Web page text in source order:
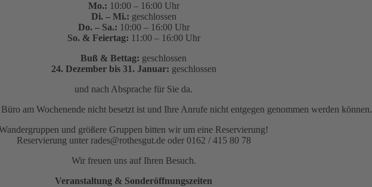
Mo.: 10:00 – 16:00 Uhr
Di. – Mi.: geschlossen
Do. – Sa.: 10:00 – 16:00 Uhr
So. & Feiertag: 11:00 – 16:00 Uhr
Buß & Bettag: geschlossen
24. Dezember bis 31. Januar: geschlossen
und nach Absprache für Sie da.
Büro am Wochenende nicht besetzt ist und Ihre Anrufe nicht entgegen genommen werden können.
und größere Gruppen bitten wir um eine Reservierung!
Reservierung unter rades@rothesgut.de oder 0162 / 415 80 78
Wir freuen uns auf Ihren Besuch.
Veranstaltung & Sonderöffnungszeiten